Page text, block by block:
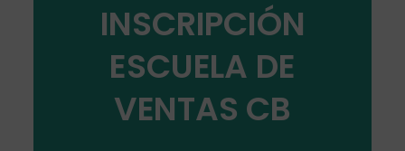
INSCRIPCIÓN
ESCUELA DE
VENTAS CB